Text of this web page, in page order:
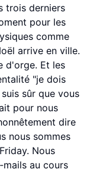
trois derniers
pour les
comme
arrive en ville.
d'orge. Et les
"je dois
sûr que vous
pour nous
dire
nous sommes
Nous
au cours